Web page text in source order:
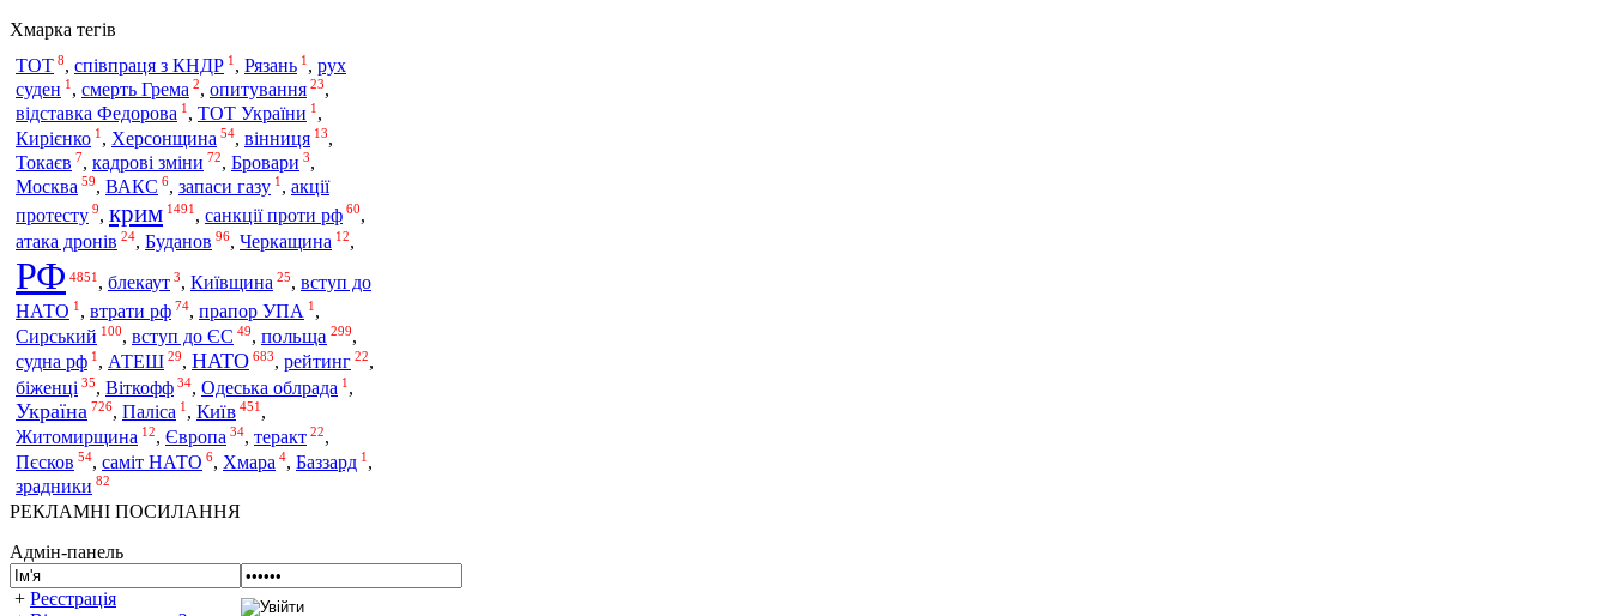
Хмарка тегів
ТОТ 8, співпраця з КНДР 1 , Рязань 1 , рух
суден 1 , смерть Грема 2, опитування 23,
відставка Федорова 1 , ТОТ України 1 ,
Кирієнко 1 , Херсонщина 54, вінниця 13,
Токаєв 7, кадрові зміни 72, Бровари 3,
Москва 59, ВАКС 6, запаси газу 1 , акції
протесту 9, крим 1491 , санкції проти рф 60,
атака дронів 24, Буданов 96, Черкащина 12,
РФ 4851 , блекаут 3, Київщина 25, вступ до
НАТО 1 , втрати рф 74, прапор УПА 1 ,
Сирський 100, вступ до ЄС 49, польща 299,
судна рф 1, АТЕШ 29, НАТО 683, рейтинг 22,
біженці 35, Віткофф 34, Одеська облрада 1 ,
Україна 726, Паліса 1 , Київ 451 ,
Житомирщина 12, Європа 34, теракт 22,
Пєсков 54, саміт НАТО 6, Хмара 4, Баззард 1 ,
зрадники 82
РЕКЛАМНІ ПОСИЛАННЯ
Адмін-панель
+ Реєстрація